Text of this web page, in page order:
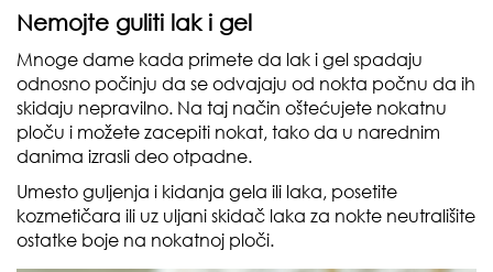
Nemojte guliti lak i gel
Mnoge dame kada primete da lak i gel spadaju
odnosno počinju da se odvajaju od nokta počnu da ih
skidaju nepravilno. Na taj način oštećujete nokatnu
ploču i možete zacepiti nokat, tako da u narednim
danima izrasli deo otpadne.
Umesto guljenja i kidanja gela ili laka, posetite
kozmetičara ili uz uljani skidač laka za nokte neutrališite
ostatke boje na nokatnoj ploči.